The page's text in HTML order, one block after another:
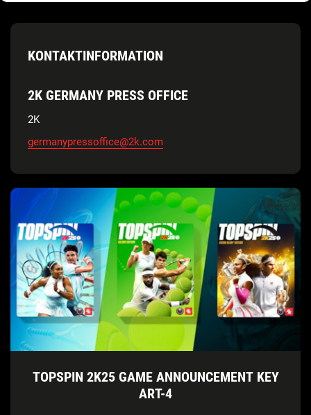
KONTAKTINFORMATION
2K GERMANY PRESS OFFICE
2K
germanypressoffice@2k.com
TOPSPIN 2K25 GAME ANNOUNCEMENT KEY
ART-4